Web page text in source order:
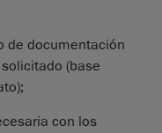
de documentación
(base
con los